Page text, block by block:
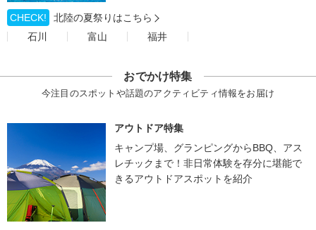
CHECK!
北陸の夏祭りはこちら
石川
富山 福井
おでかけ特集
今注目のスポットや話題のアクティビティ情報をお届け
アウトドア特集
キャンプ場、グランピングからBBQ、アス
レチックまで！非日常体験を存分に堪能で
きるアウトドアスポットを紹介